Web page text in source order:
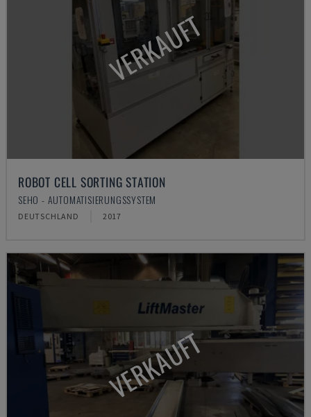
VERKAUFT
ROBOT CELL SORTING STATION
SEHO - AUTOMATISIERUNGSSYSTEM
DEUTSCHLAND 2017
VERKAUFT